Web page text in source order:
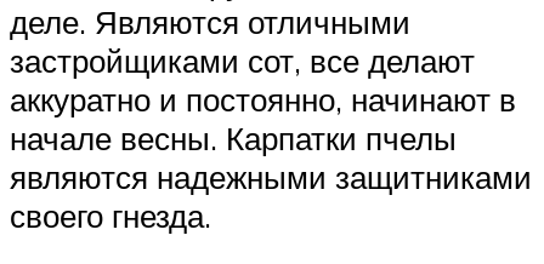
деле. Являются отличными
застройщиками сот, все делают
аккуратно и постоянно, начинают в
начале весны. Карпатки пчелы
являются надежными защитниками
своего гнезда.